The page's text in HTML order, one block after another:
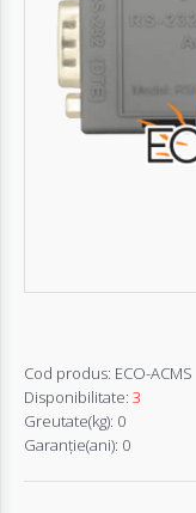
Autentifică-
Înregistrează-
Cod produs: ECO-ACMS
Disponibilitate: 3
Greutate(kg): 0
Garanţie(ani): 0